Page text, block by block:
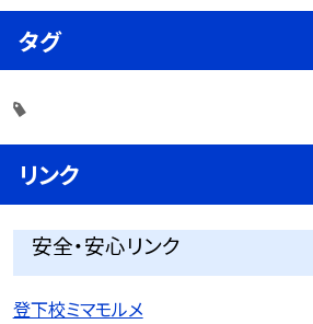
タグ
リンク
安全・安心リンク
登下校ミマモルメ